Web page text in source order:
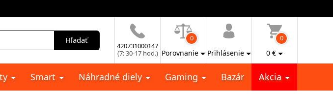
Hľadať
420731000147
(7: 30-17 hod.)
0
Porovnanie Prihlásenie
0
0 €
Smart Náhradné diely Gaming Bazár Akcia